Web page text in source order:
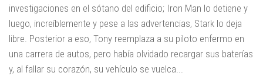
investigaciones en el sótano del edificio; Iron Man lo detiene y
luego, increíblemente y pese a las advertencias, Stark lo deja
libre. Posterior a eso, Tony reemplaza a su piloto enfermo en
una carrera de autos, pero había olvidado recargar sus baterías
y, al fallar su corazón, su vehículo se vuelca...